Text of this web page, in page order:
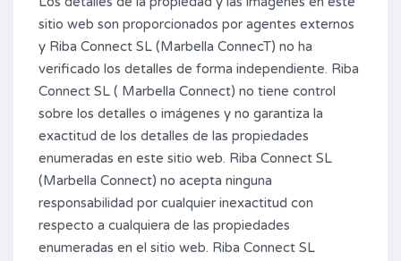
sitio web son proporcionados por agentes externos
y Riba Connect SL (Marbella ConnecT) no ha
verificado los detalles de forma independiente. Riba
Connect SL ( Marbella Connect) no tiene control
sobre los detalles o imágenes y no garantiza la
exactitud de los detalles de las propiedades
enumeradas en este sitio web. Riba Connect SL
(Marbella Connect) no acepta ninguna
responsabilidad por cualquier inexactitud con
respecto a cualquiera de las propiedades
enumeradas en el sitio web. Riba Connect SL